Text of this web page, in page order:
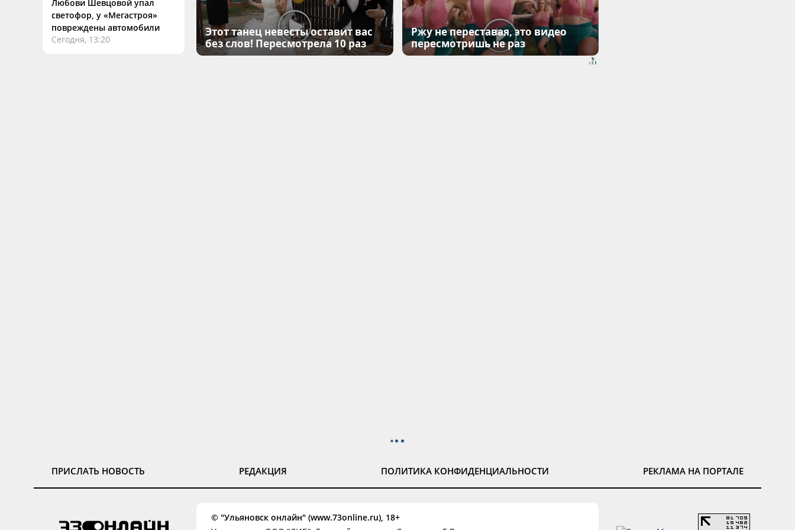
Любови Шевцовой упал
светофор, у «Мегастроя»
повреждены автомобили
Сегодня, 13:20
Этот танец невесты оставит вас
без слов! Пересмотрела 10 раз
Ржу не переставая, это видео
пересмотришь не раз
ПРИСЛАТЬ НОВОСТЬ РЕДАКЦИЯ ПОЛИТИКА КОНФИДЕНЦИАЛЬНОСТИ РЕКЛАМА НА ПОРТАЛЕ
© "Ульяновск онлайн" (www.73online.ru), 18+